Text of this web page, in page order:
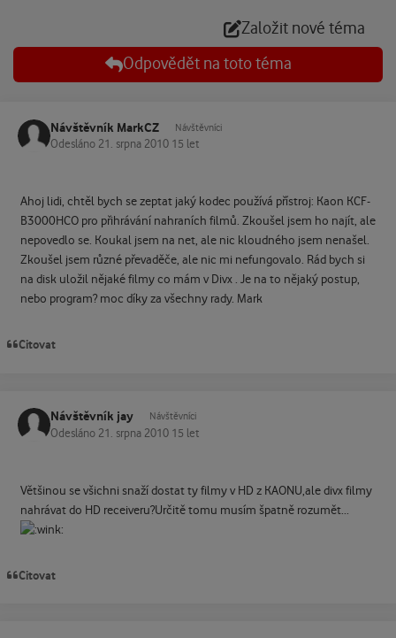
Založit nové téma
Odpovědět na toto téma
Návštěvník MarkCZ Návštěvníci
Odesláno 21. srpna 2010 15 let
Ahoj lidi, chtěl bych se zeptat jaký kodec používá přístroj: Kaon KCF-
B3000HCO pro přihrávání nahraních filmů. Zkoušel jsem ho najít, ale
nepovedlo se. Koukal jsem na net, ale nic kloudného jsem nenašel.
Zkoušel jsem různé převaděče, ale nic mi nefungovalo. Rád bych si
na disk uložil nějaké filmy co mám v Divx . Je na to nějaký postup,
nebo program? moc díky za všechny rady. Mark
Citovat
Návštěvník jay Návštěvníci
Odesláno 21. srpna 2010 15 let
Většinou se všichni snaží dostat ty filmy v HD z KAONU,ale divx filmy
nahrávat do HD receiveru?Určitě tomu musím špatně rozumět...
Citovat